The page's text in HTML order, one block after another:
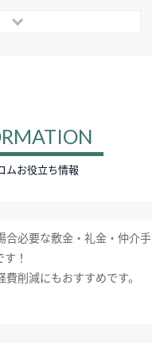
ムお役立ち情報
合必要な敷金・礼金・仲介手
！
削減にもおすすめです。